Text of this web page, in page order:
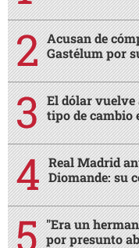
Acusan de
Gastélum por
El dólar vuelve
tipo de cambio
Real Madrid
Diomande: su
"Era un
por presunto